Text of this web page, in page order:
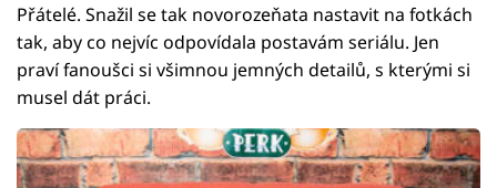
Přátelé. Snažil se tak novorozeňata nastavit na fotkách
tak, aby co nejvíc odpovídala postavám seriálu. Jen
praví fanoušci si všimnou jemných detailů, s kterými si
musel dát práci.